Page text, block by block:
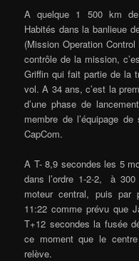
A quelque 1 500 km
Habités dans la banlieue
(Mission Operation
contrôle de la mission,
Griffin qui fait partie de la
vol. A 34 ans, c’est la
d’une phase de
membre de l’équipage
CapCom.
A T- 8,9 secondes les 5
dans l’ordre 1-2-2, à 300
moteur central, puis par
11:22 comme prévu que
T+12 secondes la fusée
ce moment que le
relève.